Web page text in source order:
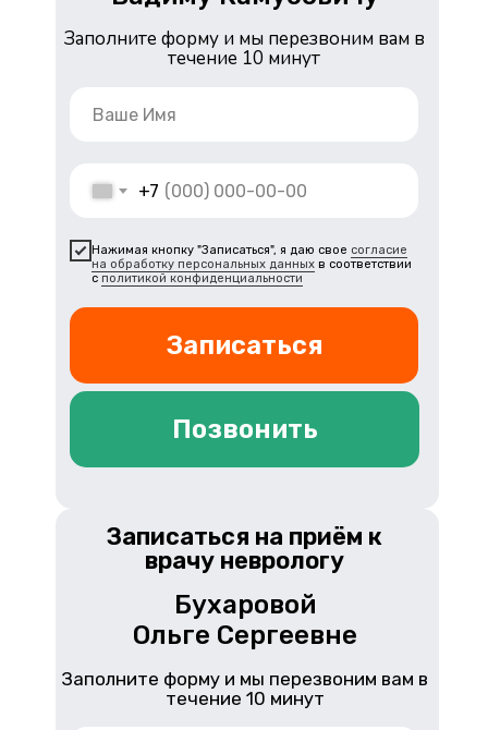
+7
Нажимая кнопку "Записаться", я даю свое согласие
на обработку персональных данных в соответствии
с политикой конфиденциальности
Записаться
Заполните форму и мы перезвоним вам в
течение 10 минут
Позвонить
Заполните форму и мы перезвоним вам в
течение 10 минут
Бухаровой
Ольге Сергеевне
Записаться на приём к
врачу неврологу